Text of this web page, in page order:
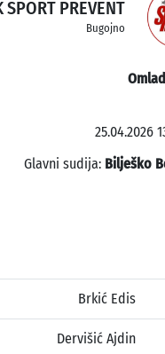
SPORT PREVENT
Bugojno
25.04.2026
Glavni sudija: Bilješko
Brkić Edis
Dervišić Ajdin